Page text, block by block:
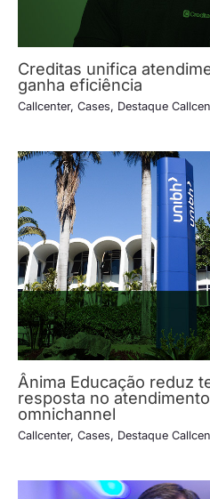
Creditas unifica
ganha eficiência
Callcenter, Cases, Destaque
Ânima Educação reduz
resposta no
omnichannel
Callcenter, Cases, Destaque